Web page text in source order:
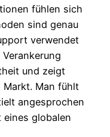
fühlen sich
sind genau
verwendet
und zeigt
Markt. Man fühlt
angesprochen
eines globalen